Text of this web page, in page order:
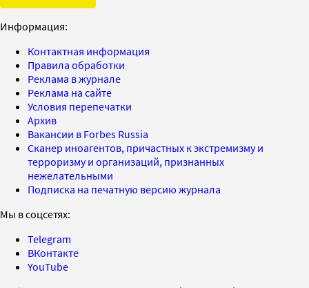
Информация:
Контактная информация
Правила обработки
Реклама в журнале
Реклама на сайте
Условия перепечатки
Архив
Вакансии в Forbes Russia
Сканер иноагентов, причастных к экстремизму и
терроризму и организаций, признанных
нежелательными
Подписка на печатную версию журнала
Мы в соцсетях:
Telegram
ВКонтакте
YouTube